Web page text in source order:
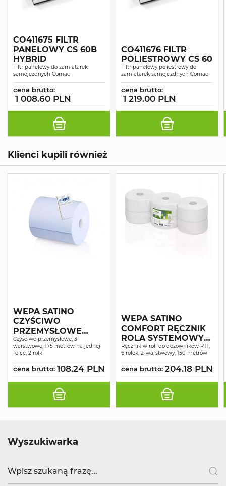
CO411675 FILTR
PANELOWY CS 60B
HYBRID
Filtr panelowy do zamiatarek
samojezdnych Comac
cena brutto:
1 008.60 PLN
CO411676 FILTR
POLIESTROWY CS 60
Filtr panelowy poliestrowy do
zamiatarek samojezdnych Comac
cena brutto:
1 219.00 PLN
Klienci kupili również
WEPA SATINO
CZYŚCIWO
PRZEMYSŁOWE
COMFORT
NIEBIESKIE
RECYKLING 3W 175M
A2
Czyściwo przemysłowe, 3-
warstwowe, 175 metrów na jednej
rolce, 2 rolki
cena brutto: 108.24 PLN
WEPA SATINO
COMFORT RĘCZNIK
ROLA SYSTEMOWY
MAKULATURA
ŚNIEŻNOBIAŁY 2W
150MB A6
Ręcznik w roli do dozowników PT1,
6 rolek, 2-warstwowy, 150 metrów
cena brutto: 204.18 PLN
Wyszukiwarka